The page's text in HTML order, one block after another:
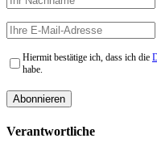
Hiermit bestätige ich, dass ich die
habe.
Verantwortliche